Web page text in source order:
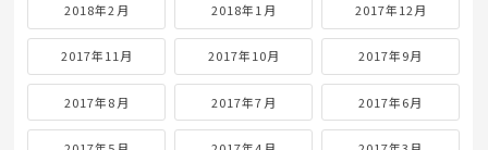
2018年2月 2018年1月 2017年12月
2017年11月 2017年10月 2017年9月
2017年8月 2017年7月 2017年6月